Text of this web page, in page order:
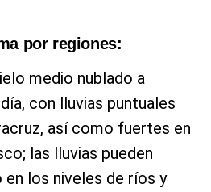
por regiones:
medio nublado a
con lluvias puntuales
así como fuertes en
las lluvias pueden
los niveles de ríos y